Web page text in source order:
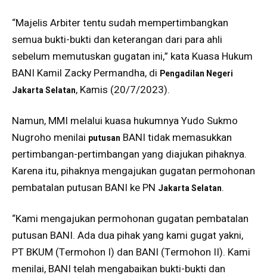
“Majelis Arbiter tentu sudah mempertimbangkan
semua bukti-bukti dan keterangan dari para ahli
sebelum memutuskan gugatan ini,” kata Kuasa Hukum
BANI Kamil Zacky Permandha, di Pengadilan Negeri
Jakarta Selatan, Kamis (20/7/2023).
Namun, MMI melalui kuasa hukumnya Yudo Sukmo
Nugroho menilai putusan BANI tidak memasukkan
pertimbangan-pertimbangan yang diajukan pihaknya.
Karena itu, pihaknya mengajukan gugatan permohonan
pembatalan putusan BANI ke PN Jakarta Selatan.
“Kami mengajukan permohonan gugatan pembatalan
putusan BANI. Ada dua pihak yang kami gugat yakni,
PT BKUM (Termohon I) dan BANI (Termohon II). Kami
menilai, BANI telah mengabaikan bukti-bukti dan